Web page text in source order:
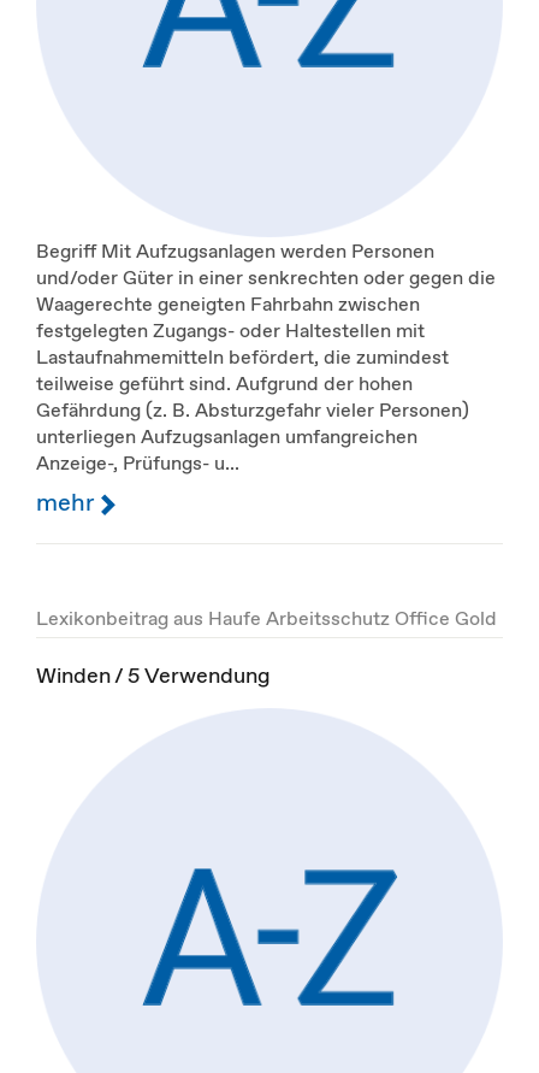
Begriff Mit Aufzugsanlagen werden Personen
und/oder Güter in einer senkrechten oder gegen die
Waagerechte geneigten Fahrbahn zwischen
festgelegten Zugangs- oder Haltestellen mit
Lastaufnahmemitteln befördert, die zumindest
teilweise geführt sind. Aufgrund der hohen
Gefährdung (z. B. Absturzgefahr vieler Personen)
unterliegen Aufzugsanlagen umfangreichen
Anzeige-, Prüfungs- u...
mehr
Lexikonbeitrag aus Haufe Arbeitsschutz Office Gold
Winden / 5 Verwendung